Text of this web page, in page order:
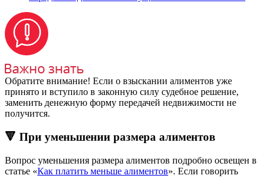
Обратите внимание! Если о взыскании алиментов уже
принято и вступило в законную силу судебное решение,
заменить денежную форму передачей недвижимости не
получится.
🔻 При уменьшении размера алиментов
Вопрос уменьшения размера алиментов подробно освещен в
статье «Как платить меньше алиментов». Если говорить